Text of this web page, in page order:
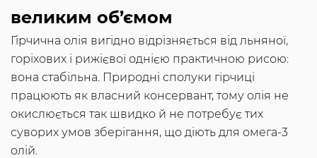
великим об’ємом
Гірчична олія вигідно відрізняється від льняної,
горіхових і рижієвої однією практичною рисою:
вона стабільна. Природні сполуки гірчиці
працюють як власний консервант, тому олія не
окислюється так швидко й не потребує тих
суворих умов зберігання, що діють для омега-3
олій.